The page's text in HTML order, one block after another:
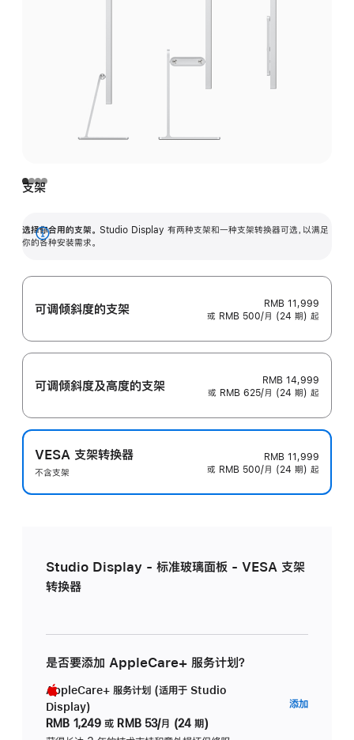
支架
选择你合用的支架。 Studio Display 有两种支架和一种支架转换器可选，以满足
你的各种安装需求。
展
可调倾斜度的支架
RMB 11,999
或 RMB 500/月 (24 期) 起
可调倾斜度及高‍度的支‍架
RMB 14,999
或 RMB 625/月 (24 期) 起
VESA 支架转换器
不含支架
RMB 11,999
或 RMB 500/月 (24 期) 起
Studio Display - 标准玻璃面板 - VESA 支架
转换器
是否要添加 AppleCare+ 服务计划？
AppleCare+ 服务计划 (适用于 Studio
Display)
RMB 1,249 或 RMB 53/月 (24 期)
添加